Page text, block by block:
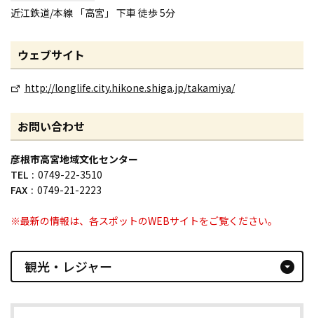
近江鉄道/本線 「高宮」 下車 徒歩 5分
ウェブサイト
http://longlife.city.hikone.shiga.jp/takamiya/
お問い合わせ
彦根市高宮地域文化センター
TEL
0749-22-3510
FAX
0749-21-2223
※最新の情報は、各スポットのWEBサイトをご覧ください。
観光・レジャー arrow_drop_down_circle